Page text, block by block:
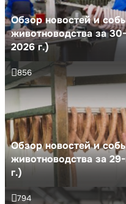
Обзор новостей и
животноводства за
2026 г.)
Обзор новостей и
животноводства за
г.)
856
794